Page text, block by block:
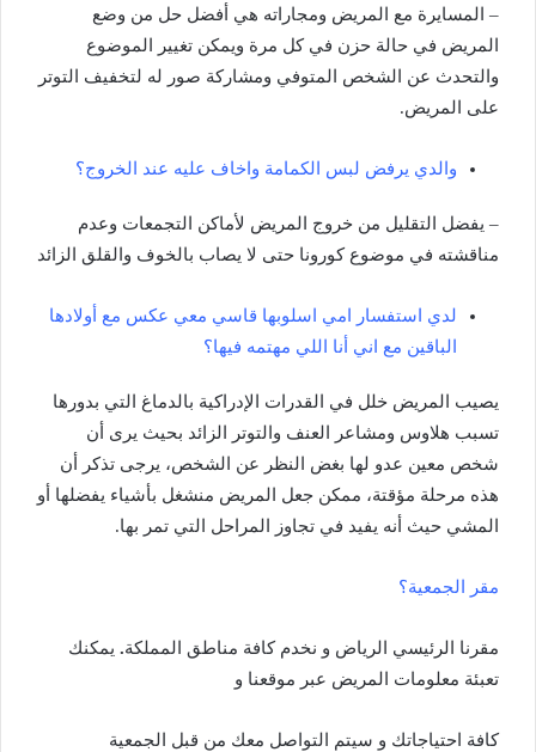
– المسايرة مع المريض ومجاراته هي أفضل حل من وضع
المريض في حالة حزن في كل مرة ويمكن تغيير الموضوع
والتحدث عن الشخص المتوفي ومشاركة صور له لتخفيف التوتر
على المريض.
والدي يرفض لبس الكمامة واخاف عليه عند الخروج؟
– يفضل التقليل من خروج المريض لأماكن التجمعات وعدم
مناقشته في موضوع كورونا حتى لا يصاب بالخوف والقلق الزائد
لدي استفسار امي اسلوبها قاسي معي عكس مع أولادها
الباقين مع اني أنا اللي مهتمه فيها؟
يصيب المريض خلل في القدرات الإدراكية بالدماغ التي بدورها
تسبب هلاوس ومشاعر العنف والتوتر الزائد بحيث يرى أن
شخص معين عدو لها بغض النظر عن الشخص، يرجى تذكر أن
هذه مرحلة مؤقتة، ممكن جعل المريض منشغل بأشياء يفضلها أو
المشي حيث أنه يفيد في تجاوز المراحل التي تمر بها.
مقر الجمعية؟
مقرنا الرئيسي الرياض و نخدم كافة مناطق المملكة. يمكنك
تعبئة معلومات المريض عبر موقعنا و
كافة احتياجاتك و سيتم التواصل معك من قبل الجمعية